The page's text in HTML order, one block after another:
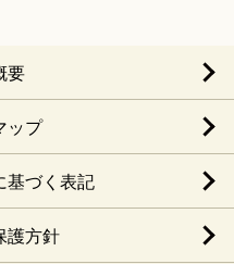
要
ップ
基づく表記
護方針